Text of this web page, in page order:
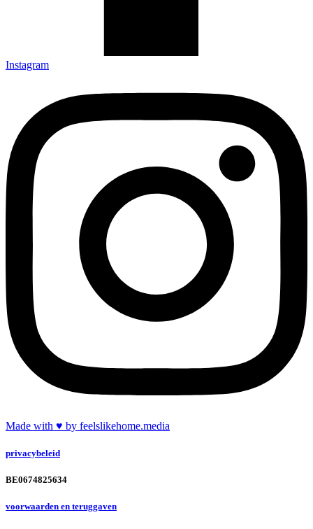
Instagram
Made with ♥ by feelslikehome.media
privacybeleid
BE0674825634
voorwaarden en teruggaven